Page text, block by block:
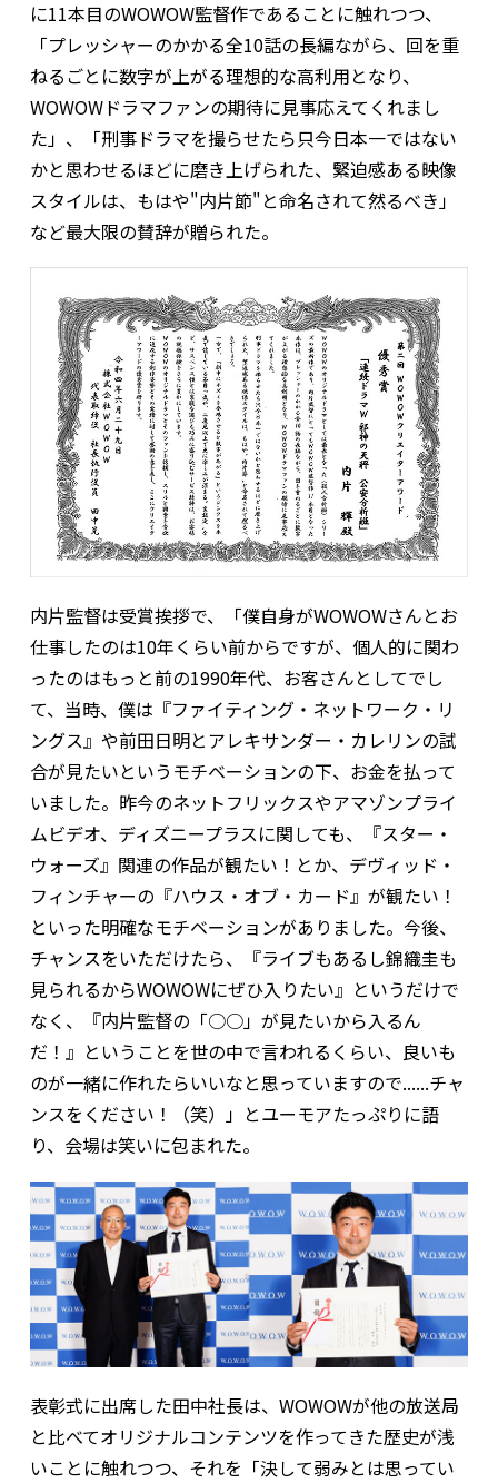
に11本目のWOWOW監督作であることに触れつつ、
「プレッシャーのかかる全10話の長編ながら、回を重
ねるごとに数字が上がる理想的な高利用となり、
WOWOWドラマファンの期待に見事応えてくれまし
た」、「刑事ドラマを撮らせたら只今日本一ではない
かと思わせるほどに磨き上げられた、緊迫感ある映像
スタイルは、もはや"内片節"と命名されて然るべき」
など最大限の賛辞が贈られた。
内片監督は受賞挨拶で、「僕自身がWOWOWさんとお
仕事したのは10年くらい前からですが、個人的に関わ
ったのはもっと前の1990年代、お客さんとしてでし
て、当時、僕は『ファイティング・ネットワーク・リ
ングス』や前田日明とアレキサンダー・カレリンの試
合が見たいというモチベーションの下、お金を払って
いました。昨今のネットフリックスやアマゾンプライ
ムビデオ、ディズニープラスに関しても、『スター・
ウォーズ』関連の作品が観たい！とか、デヴィッド・
フィンチャーの『ハウス・オブ・カード』が観たい！
といった明確なモチベーションがありました。今後、
チャンスをいただけたら、『ライブもあるし錦織圭も
見られるからWOWOWにぜひ入りたい』というだけで
なく、『内片監督の「○○」が見たいから入るん
だ！』ということを世の中で言われるくらい、良いも
のが一緒に作れたらいいなと思っていますので......チャ
ンスをください！（笑）」とユーモアたっぷりに語
り、会場は笑いに包まれた。
表彰式に出席した田中社長は、WOWOWが他の放送局
と比べてオリジナルコンテンツを作ってきた歴史が浅
いことに触れつつ、それを「決して弱みとは思ってい